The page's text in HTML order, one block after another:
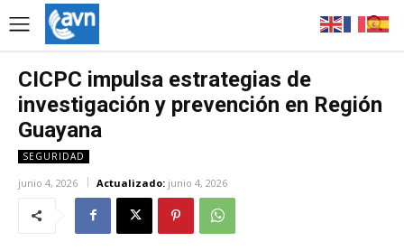
CICPC impulsa estrategias de
investigación y prevención en Región
Guayana
SEGURIDAD
junio 4, 2026 Actualizado: junio 4, 2026